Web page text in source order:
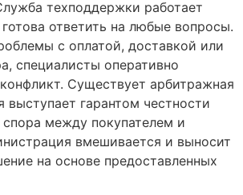
техподдержки работает
ответить на любые вопросы.
с оплатой, доставкой или
специалисты оперативно
Существует арбитражная
выступает гарантом честности
спора между покупателем и
вмешивается и выносит
на основе предоставленных